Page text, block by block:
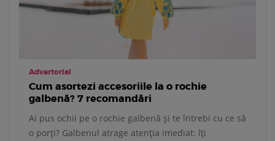
Advertorial
Cum asortezi accesoriile la o rochie
galbenă? 7 recomandări
Ai pus ochii pe o rochie galbenă și te întrebi cu ce să
o porți? Galbenul atrage atenția imediat: îți